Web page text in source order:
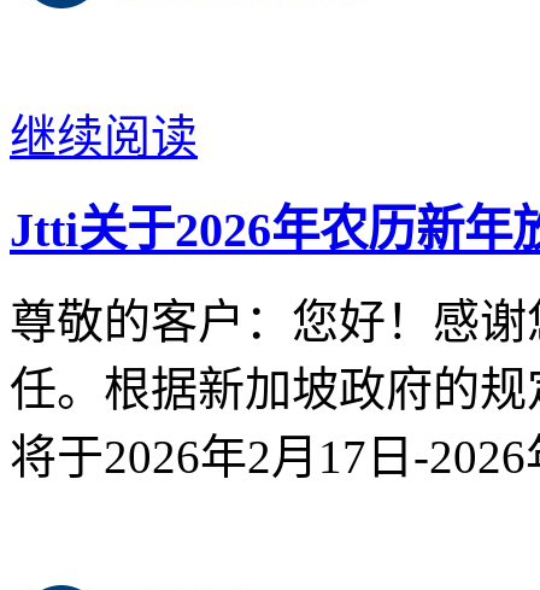
继续阅读
Jtti关于2026年农历新年
尊敬的客户：您好！感
任。根据新加坡政府的
将于2026年2月17日-